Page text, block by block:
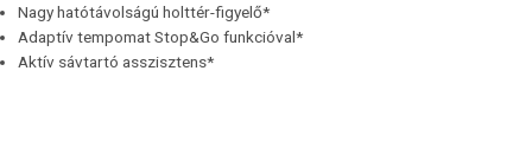
Nagy hatótávolságú holttér-figyelő*
Adaptív tempomat Stop&Go funkcióval*
Aktív sávtartó asszisztens*